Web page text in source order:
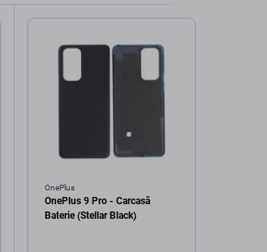
OnePlus
OnePlus 9 Pro - Carcasă
Baterie (Stellar Black)